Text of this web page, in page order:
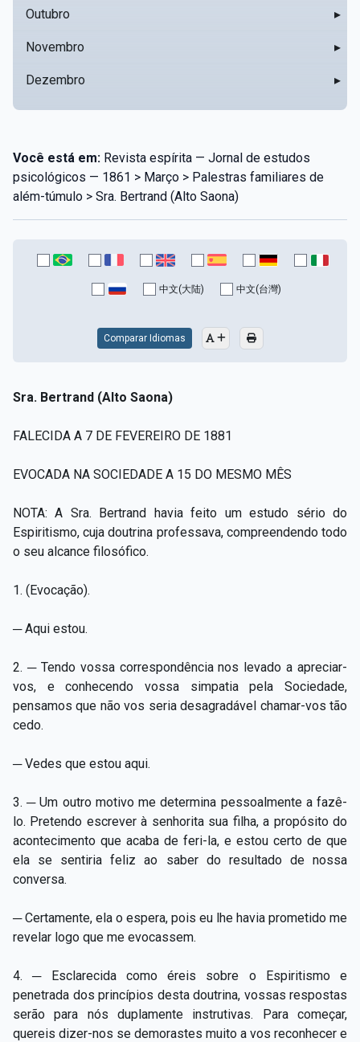
Outubro ▸
Novembro ▸
Dezembro ▸
Você está em: Revista espírita — Jornal de estudos
psicológicos — 1861 > Março > Palestras familiares de
além-túmulo > Sra. Bertrand (Alto Saona)
中文(大陆) 中文(台灣)
Comparar Idiomas
Sra. Bertrand (Alto Saona)
FALECIDA A 7 DE FEVEREIRO DE 1881
EVOCADA NA SOCIEDADE A 15 DO MESMO MÊS
NOTA: A Sra. Bertrand havia feito um estudo sério do
Espiritismo, cuja doutrina professava, compreendendo todo
o seu alcance filosófico.
1. (Evocação).
─ Aqui estou.
2. ─ Tendo vossa correspondência nos levado a apreciar-
vos, e conhecendo vossa simpatia pela Sociedade,
pensamos que não vos seria desagradável chamar-vos tão
cedo.
─ Vedes que estou aqui.
3. ─ Um outro motivo me determina pessoalmente a fazê-
lo. Pretendo escrever à senhorita sua filha, a propósito do
acontecimento que acaba de feri-la, e estou certo de que
ela se sentiria feliz ao saber do resultado de nossa
conversa.
─ Certamente, ela o espera, pois eu lhe havia prometido me
revelar logo que me evocassem.
4. ─ Esclarecida como éreis sobre o Espiritismo e
penetrada dos princípios desta doutrina, vossas respostas
serão para nós duplamente instrutivas. Para começar,
quereis dizer-nos se demorastes muito a vos reconhecer e